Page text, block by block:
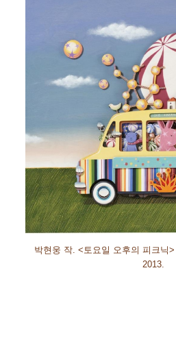
박현웅 작. <토요일 오후의 피크닉>
2013.